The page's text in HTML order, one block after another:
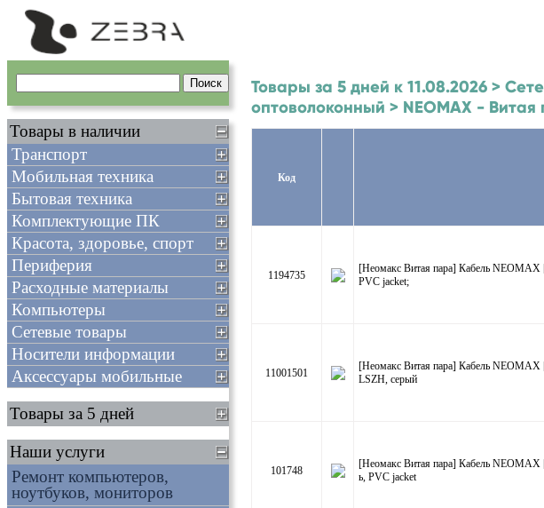
Товары за 5 дней к 11.08.2026 >
оптоволоконный > NEOMAX - Витая
Код
1194735
[Неомакс Витая пара] Кабель
PVC jacket;
11001501
[Неомакс Витая пара] Кабель
LSZH, серый
101748
[Неомакс Витая пара] Кабель
ь, PVC jacket
Товары в наличии
Транспорт
Мобильная техника
Бытовая техника
Комплектующие ПК
Красота, здоровье, спорт
Периферия
Расходные материалы
Компьютеры
Сетевые товары
Носители информации
Аксессуары мобильные
Товары за 5 дней
Наши услуги
Ремонт компьютеров,
ноутбуков, мониторов